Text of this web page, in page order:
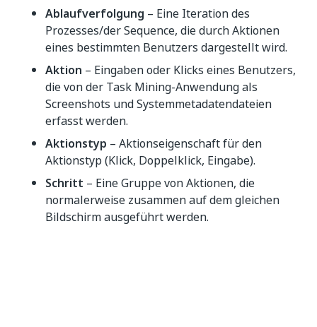
Ablaufverfolgung – Eine Iteration des
Prozesses/der Sequence, die durch Aktionen
eines bestimmten Benutzers dargestellt wird.
Aktion – Eingaben oder Klicks eines Benutzers,
die von der Task Mining-Anwendung als
Screenshots und Systemmetadatendateien
erfasst werden.
Aktionstyp – Aktionseigenschaft für den
Aktionstyp (Klick, Doppelklick, Eingabe).
Schritt – Eine Gruppe von Aktionen, die
normalerweise zusammen auf dem gleichen
Bildschirm ausgeführt werden.